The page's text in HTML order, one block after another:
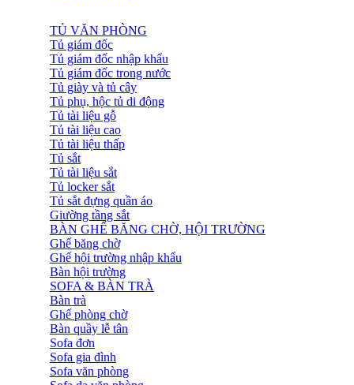
TỦ VĂN PHÒNG
Tủ giám đốc
Tủ giám đốc nhập khẩu
Tủ giám đốc trong nước
Tủ giày và tủ cây
Tủ phụ, hộc tủ di động
Tủ tài liệu gỗ
Tủ tài liệu cao
Tủ tài liệu thấp
Tủ sắt
Tủ tài liệu sắt
Tủ locker sắt
Tủ sắt đựng quần áo
Giường tầng sắt
BÀN GHẾ BĂNG CHỜ, HỘI TRƯỜNG
Ghế băng chờ
Ghế hội trường nhập khẩu
Bàn hội trường
SOFA & BÀN TRÀ
Bàn trà
Ghế phòng chờ
Bàn quầy lễ tân
Sofa đơn
Sofa gia đình
Sofa văn phòng